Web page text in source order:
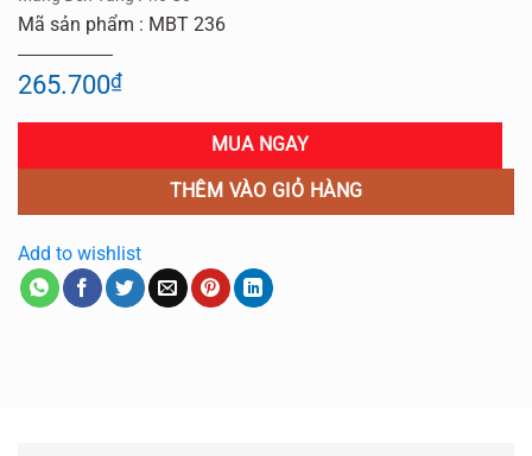
Mã sản phẩm : MBT 236
265.700₫
MUA NGAY
THÊM VÀO GIỎ HÀNG
Add to wishlist